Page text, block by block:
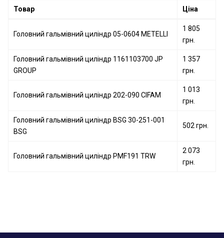
Товар Ціна
Головний гальмівний циліндр 05-0604 METELLI
1 805
грн.
Головний гальмівний циліндр 1161103700 JP
GROUP
1 357
грн.
Головний гальмівний циліндр 202-090 CIFAM
1 013
грн.
Головний гальмівний циліндр BSG 30-251-001
BSG
502 грн.
Головний гальмівний циліндр PMF191 TRW
2 073
грн.